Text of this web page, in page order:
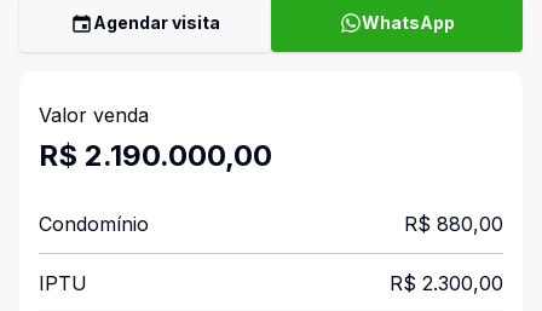
Agendar visita WhatsApp
Valor venda
R$ 2.190.000,00
Condomínio R$ 880,00
IPTU R$ 2.300,00